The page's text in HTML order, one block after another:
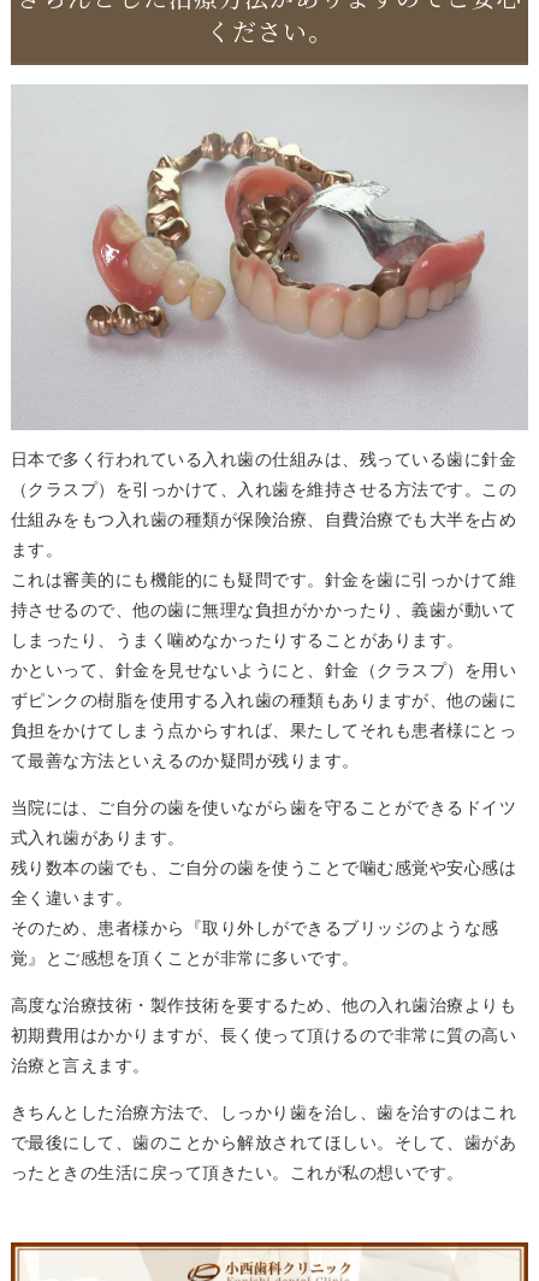
ください。
日本で多く行われている入れ歯の仕組みは、残っている歯に針金
（クラスプ）を引っかけて、入れ歯を維持させる方法です。この
仕組みをもつ入れ歯の種類が保険治療、自費治療でも大半を占め
ます。
これは審美的にも機能的にも疑問です。針金を歯に引っかけて維
持させるので、他の歯に無理な負担がかかったり、義歯が動いて
しまったり、うまく噛めなかったりすることがあります。
かといって、針金を見せないようにと、針金（クラスプ）を用い
ずピンクの樹脂を使用する入れ歯の種類もありますが、他の歯に
負担をかけてしまう点からすれば、果たしてそれも患者様にとっ
て最善な方法といえるのか疑問が残ります。
当院には、ご自分の歯を使いながら歯を守ることができるドイツ
式入れ歯があります。
残り数本の歯でも、ご自分の歯を使うことで噛む感覚や安心感は
全く違います。
そのため、患者様から『取り外しができるブリッジのような感
覚』とご感想を頂くことが非常に多いです。
高度な治療技術・製作技術を要するため、他の入れ歯治療よりも
初期費用はかかりますが、長く使って頂けるので非常に質の高い
治療と言えます。
きちんとした治療方法で、しっかり歯を治し、歯を治すのはこれ
で最後にして、歯のことから解放されてほしい。そして、歯があ
ったときの生活に戻って頂きたい。これが私の想いです。